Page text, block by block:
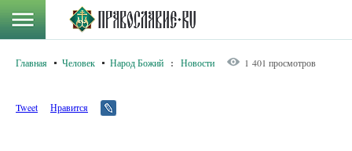
Главная Человек Народ Божий : Новости 1 401 просмотров
Tweet Нравится